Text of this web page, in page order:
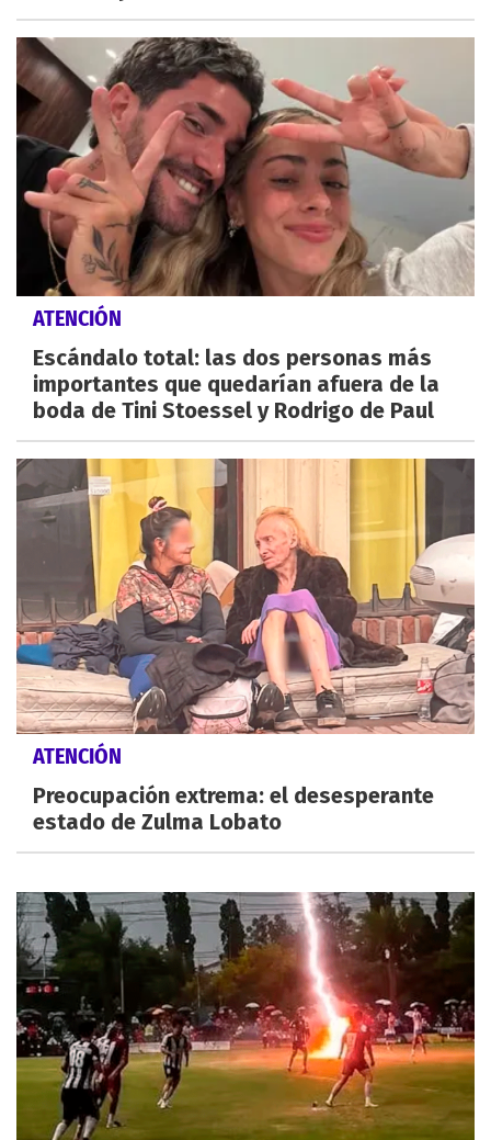
ATENCIÓN
Escándalo total: las dos personas más
importantes que quedarían afuera de la
boda de Tini Stoessel y Rodrigo de Paul
ATENCIÓN
Preocupación extrema: el desesperante
estado de Zulma Lobato